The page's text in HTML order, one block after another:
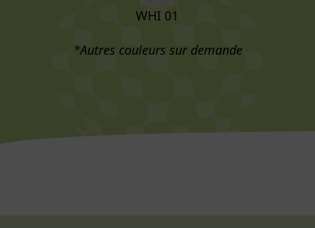
WHI 01
*Autres couleurs sur demande